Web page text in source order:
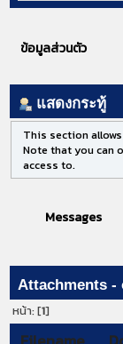
ข้อมูลส่วนตัว
แสดงกระทู้
This section
Note that you can
access to.
Messages
Attachments -
หน้า: [1]